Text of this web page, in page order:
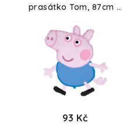
prasátko Tom, 87cm x
93 Kč